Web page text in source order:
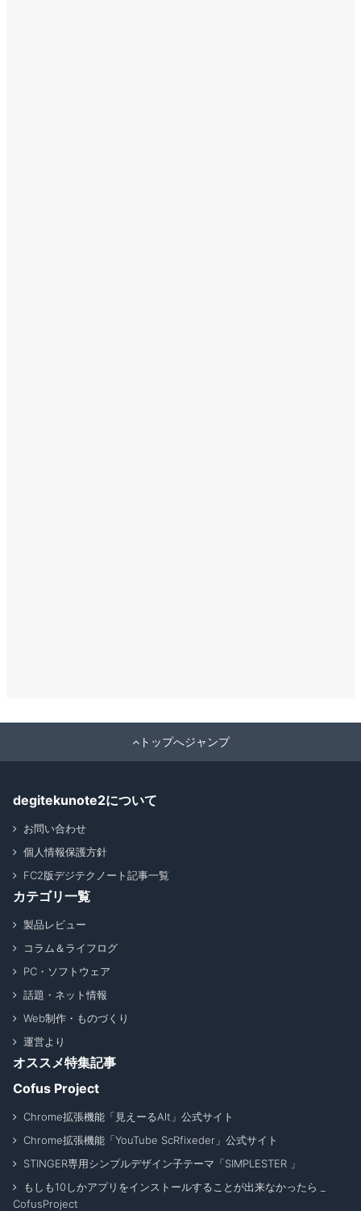
トップへジャンプ
degitekunote2について
お問い合わせ
個人情報保護方針
FC2版デジテクノート記事一覧
カテゴリ一覧
製品レビュー
コラム＆ライフログ
PC・ソフトウェア
話題・ネット情報
Web制作・ものづくり
運営より
オススメ特集記事
Cofus Project
Chrome拡張機能「見えーるAlt」公式サイト
Chrome拡張機能「YouTube ScRfixeder」公式サイト
STINGER専用シンプルデザイン子テーマ「SIMPLESTER 」
もしも10しかアプリをインストールすることが出来なかったら _
CofusProject